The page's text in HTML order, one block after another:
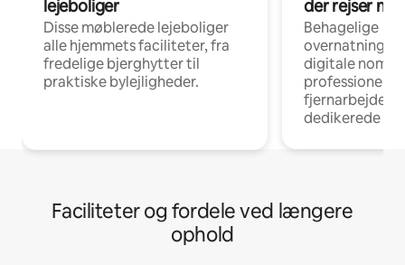
lejeboliger
Disse møblerede lejeboliger
alle hjemmets faciliteter, fra
fredelige bjerghytter til
praktiske bylejligheder.
der rejser
Behagelige
digitale
professionelle
fjernarbejde,
dedikerede
Faciliteter og fordele ved længere
ophold